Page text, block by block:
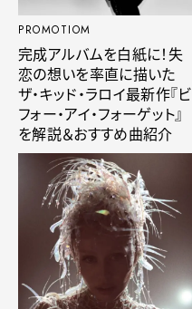
PROMOTIOM
完成アルバムを白紙に！失
恋の想いを率直に描いた
ザ・キッド・ラロイ最新作『ビ
フォー・アイ・フォーゲット』
を解説＆おすすめ曲紹介